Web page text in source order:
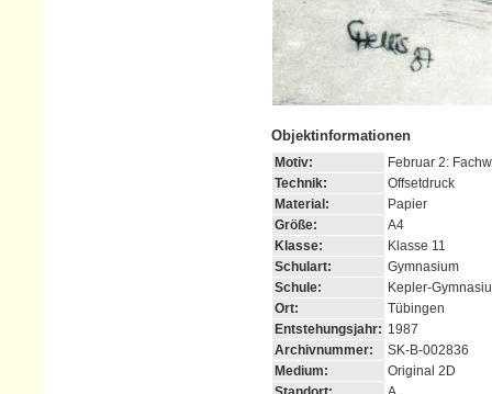
Objektinformationen
Motiv:
Februar 2:
Technik:
Offsetdruck
Material:
Papier
Größe:
A4
Klasse:
Klasse 11
Schulart:
Gymnasium
Schule:
Kepler-
Ort:
Tübingen
Entstehungsjahr: 1987
Archivnummer:
SK-B-002836
Medium:
Original 2D